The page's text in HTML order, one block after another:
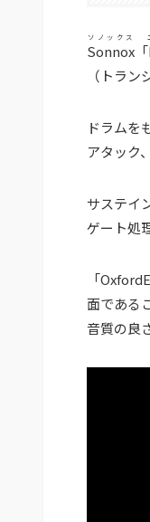
Sonnox
ソノックス
「
（トラ
ドラムを
アタック
サステイ
ゲート処
「
面である
音質の良